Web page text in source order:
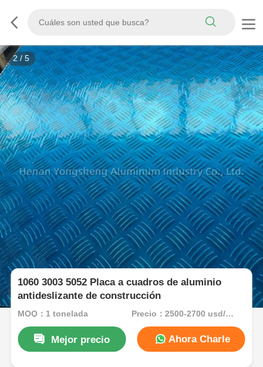
3 / 5
1060 3003 5052 Placa a cuadros de aluminio
antideslizante de construcción
MOQ：1 tonelada Precio：2500-2700 usd/ton
Mejor precio Ahora Charle